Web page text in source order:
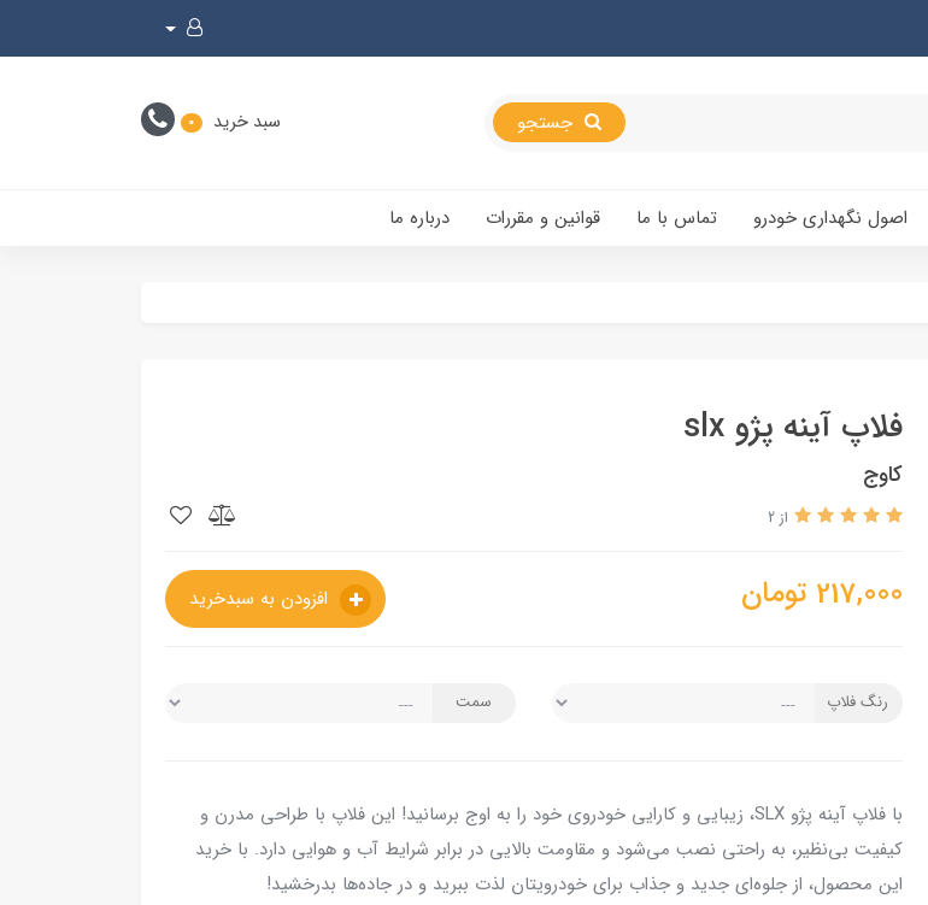
سبد خرید 0
اصول نگهداری خودرو تماس با ما قوانین و مقررات درباره ما
فلاپ آینه پژو slx
کاوج
از 2
217,000 تومان
رنگ فلاپ سمت
با فلاپ آینه پژو SLX، زیبایی و کارایی خودروی خود را به اوج برسانید! این فلاپ با طراحی مدرن و
کیفیت بی‌نظیر، به راحتی نصب می‌شود و مقاومت بالایی در برابر شرایط آب و هوایی دارد. با خرید
این محصول، از جلوه‌ای جدید و جذاب برای خودرویتان لذت ببرید و در جاده‌ها بدرخشید!